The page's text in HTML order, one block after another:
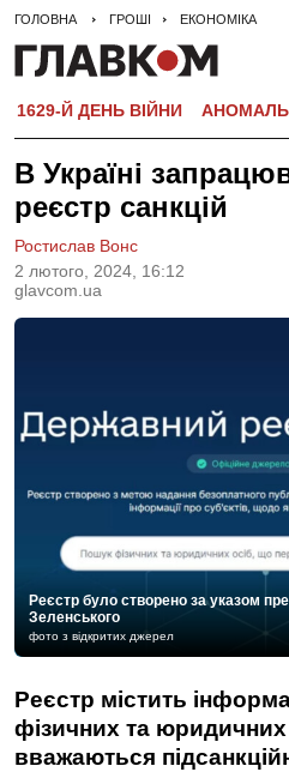
ГОЛОВНА ГРОШІ ЕКОНОМІКА
1629-Й ДЕНЬ ВІЙНИ
В Україні
реєстр санкцій
2 лютого, 2024, 16:12
glavcom.ua
Ростислав Вонс
Реєстр було створено за указом
Зеленського
фото з відкритих джерел
Реєстр містить
фізичних та юридичних
вважаються